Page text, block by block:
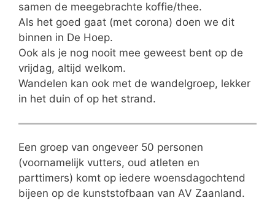
samen de meegebrachte koffie/thee.
Als het goed gaat (met corona) doen we dit
binnen in De Hoep.
Ook als je nog nooit mee geweest bent op de
vrijdag, altijd welkom.
Wandelen kan ook met de wandelgroep, lekker
in het duin of op het strand.
Een groep van ongeveer 50 personen
(voornamelijk vutters, oud atleten en
parttimers) komt op iedere woensdagochtend
bijeen op de kunststofbaan van AV Zaanland.